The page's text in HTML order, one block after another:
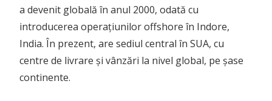
a devenit globală în anul 2000, odată cu
introducerea operațiunilor offshore în Indore,
India. În prezent, are sediul central în SUA, cu
centre de livrare și vânzări la nivel global, pe șase
continente.